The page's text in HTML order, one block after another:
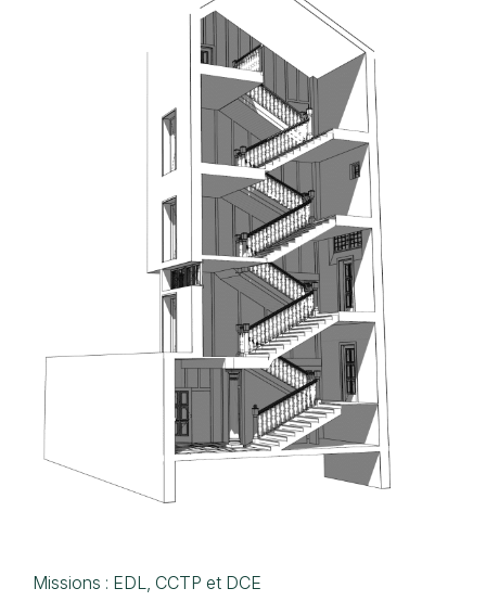
Missions : EDL, CCTP et DCE